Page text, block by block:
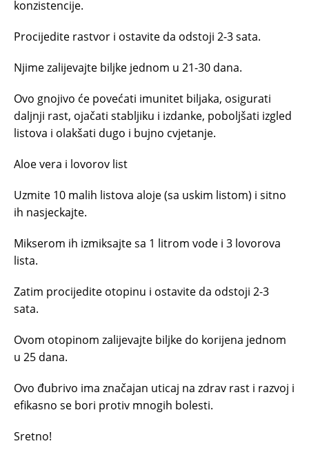
konzistencije.
Procijedite rastvor i ostavite da odstoji 2-3 sata.
Njime zalijevajte biljke jednom u 21-30 dana.
Ovo gnojivo će povećati imunitet biljaka, osigurati
daljnji rast, ojačati stabljiku i izdanke, poboljšati izgled
listova i olakšati dugo i bujno cvjetanje.
Aloe vera i lovorov list
Uzmite 10 malih listova aloje (sa uskim listom) i sitno
ih nasjeckajte.
Mikserom ih izmiksajte sa 1 litrom vode i 3 lovorova
lista.
Zatim procijedite otopinu i ostavite da odstoji 2-3
sata.
Ovom otopinom zalijevajte biljke do korijena jednom
u 25 dana.
Ovo đubrivo ima značajan uticaj na zdrav rast i razvoj i
efikasno se bori protiv mnogih bolesti.
Sretno!